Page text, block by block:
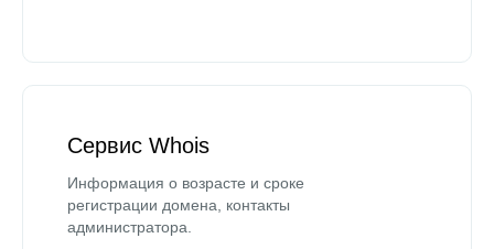
Сервис Whois
Информация о возрасте и сроке
регистрации домена, контакты
администратора.